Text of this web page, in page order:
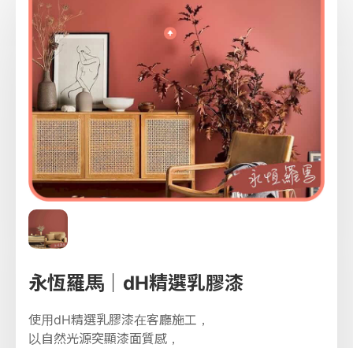
永恆羅馬｜dH精選乳膠漆
使用dH精選乳膠漆在客廳施工，
以自然光源突顯漆面質感，